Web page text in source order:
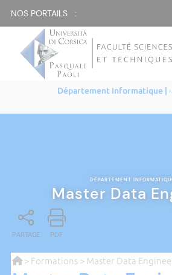
NOS PORTAILS :
Département Informatique |
DÉPARTEMENT
Master Data
PARTAGE PDF
> Formations> Master Data